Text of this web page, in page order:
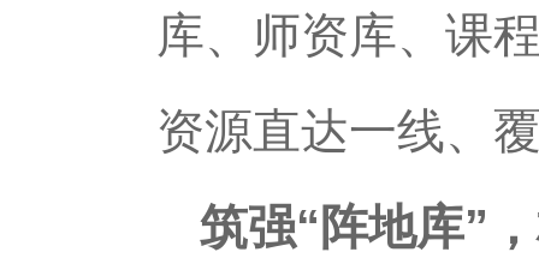
库、师资库、课
资源直达一线、
筑强“阵地库”